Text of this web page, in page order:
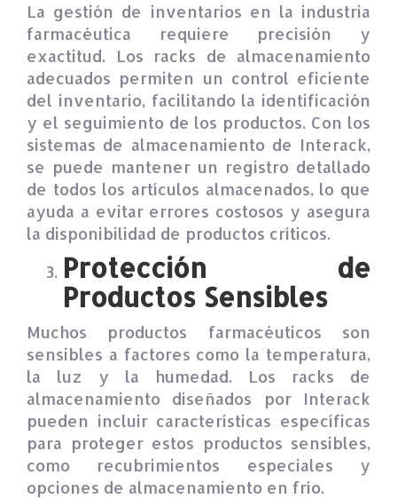
La gestión de inventarios en la industria
farmacéutica requiere precisión y
exactitud. Los racks de almacenamiento
adecuados permiten un control eficiente
del inventario, facilitando la identificación
y el seguimiento de los productos. Con los
sistemas de almacenamiento de Interack,
se puede mantener un registro detallado
de todos los artículos almacenados, lo que
ayuda a evitar errores costosos y asegura
la disponibilidad de productos críticos.
Protección de
Productos Sensibles
Muchos productos farmacéuticos son
sensibles a factores como la temperatura,
la luz y la humedad. Los racks de
almacenamiento diseñados por Interack
pueden incluir características específicas
para proteger estos productos sensibles,
como recubrimientos especiales y
opciones de almacenamiento en frío.